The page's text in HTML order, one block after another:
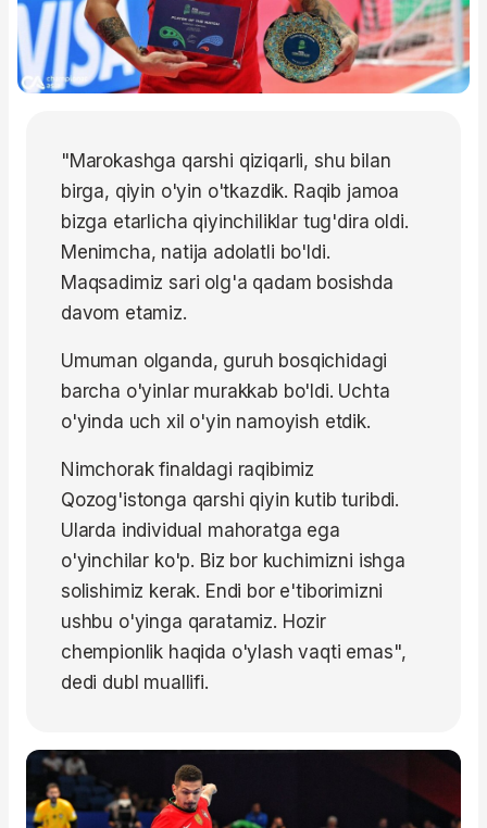
"Marokashga qarshi qiziqarli, shu bilan
birga, qiyin o'yin o'tkazdik. Raqib jamoa
bizga etarlicha qiyinchiliklar tug'dira oldi.
Menimcha, natija adolatli bo'ldi.
Maqsadimiz sari olg'a qadam bosishda
davom etamiz.
Umuman olganda, guruh bosqichidagi
barcha o'yinlar murakkab bo'ldi. Uchta
o'yinda uch xil o'yin namoyish etdik.
Nimchorak finaldagi raqibimiz
Qozog'istonga qarshi qiyin kutib turibdi.
Ularda individual mahoratga ega
o'yinchilar ko'p. Biz bor kuchimizni ishga
solishimiz kerak. Endi bor e'tiborimizni
ushbu o'yinga qaratamiz. Hozir
chempionlik haqida o'ylash vaqti emas",
dedi dubl muallifi.